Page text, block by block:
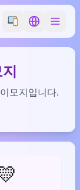
Switch emoji
Switch
모지입니다.